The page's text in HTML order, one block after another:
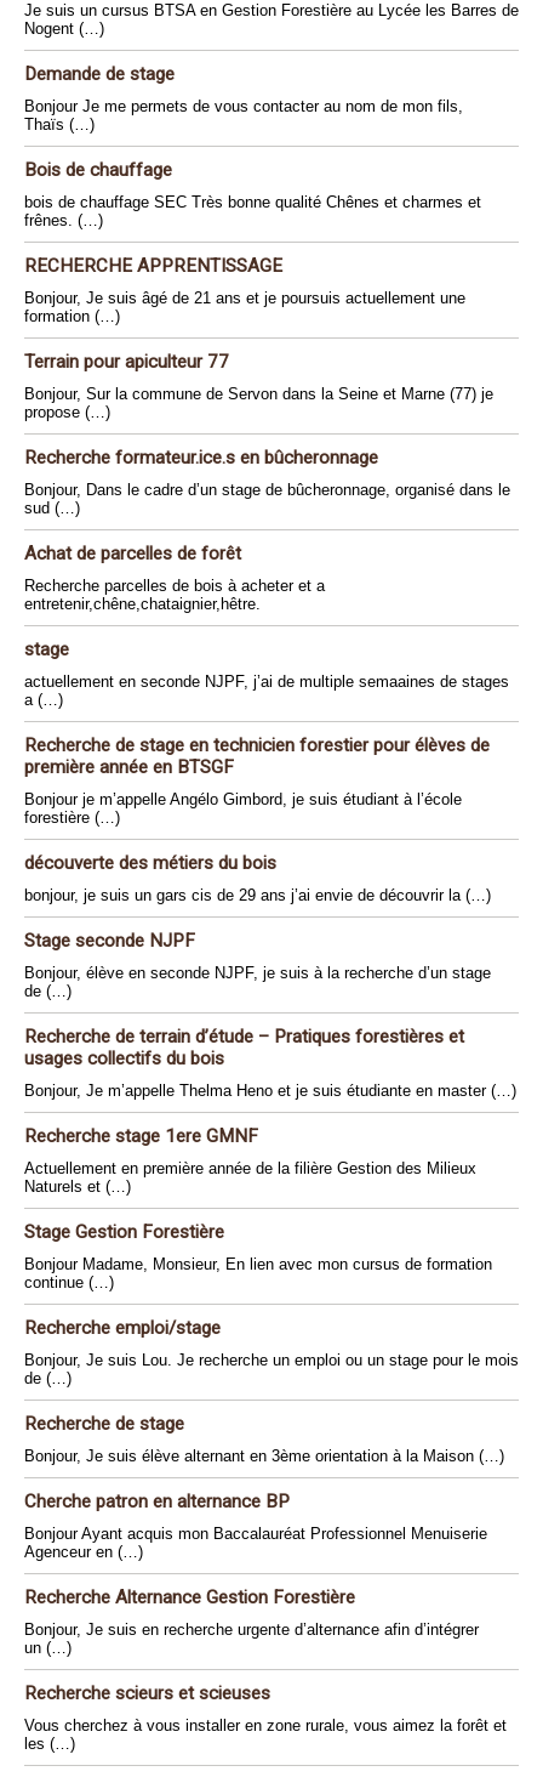
Je suis un cursus BTSA en Gestion Forestière au Lycée les Barres de
Nogent (…)
Demande de stage
Bonjour Je me permets de vous contacter au nom de mon fils,
Thaïs (…)
Bois de chauffage
bois de chauffage SEC Très bonne qualité Chênes et charmes et
frênes. (…)
RECHERCHE APPRENTISSAGE
Bonjour, Je suis âgé de 21 ans et je poursuis actuellement une
formation (…)
Terrain pour apiculteur 77
Bonjour, Sur la commune de Servon dans la Seine et Marne (77) je
propose (…)
Recherche formateur.ice.s en bûcheronnage
Bonjour, Dans le cadre d’un stage de bûcheronnage, organisé dans le
sud (…)
Achat de parcelles de forêt
Recherche parcelles de bois à acheter et a
entretenir,chêne,chataignier,hêtre.
stage
actuellement en seconde NJPF, j’ai de multiple semaaines de stages
a (…)
Recherche de stage en technicien forestier pour élèves de
première année en BTSGF
Bonjour je m’appelle Angélo Gimbord, je suis étudiant à l’école
forestière (…)
découverte des métiers du bois
bonjour, je suis un gars cis de 29 ans j’ai envie de découvrir la (…)
Stage seconde NJPF
Bonjour, élève en seconde NJPF, je suis à la recherche d’un stage
de (…)
Recherche de terrain d’étude – Pratiques forestières et
usages collectifs du bois
Bonjour, Je m’appelle Thelma Heno et je suis étudiante en master (…)
Recherche stage 1ere GMNF
Actuellement en première année de la filière Gestion des Milieux
Naturels et (…)
Stage Gestion Forestière
Bonjour Madame, Monsieur, En lien avec mon cursus de formation
continue (…)
Recherche emploi/stage
Bonjour, Je suis Lou. Je recherche un emploi ou un stage pour le mois
de (…)
Recherche de stage
Bonjour, Je suis élève alternant en 3ème orientation à la Maison (…)
Cherche patron en alternance BP
Bonjour Ayant acquis mon Baccalauréat Professionnel Menuiserie
Agenceur en (…)
Recherche Alternance Gestion Forestière
Bonjour, Je suis en recherche urgente d’alternance afin d’intégrer
un (…)
Recherche scieurs et scieuses
Vous cherchez à vous installer en zone rurale, vous aimez la forêt et
les (…)